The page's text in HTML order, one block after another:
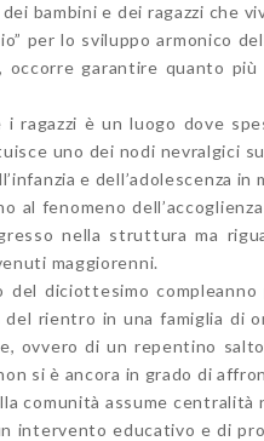
bambini e dei ragazzi che
per lo sviluppo armonico
garantire quanto più
i ragazzi è un luogo dove
uno dei nodi nevralgici
e dell’adolescenza
fenomeno
nella struttura ma
maggiorenni.
del diciottesimo
rientro in una famiglia di
ovvero di un repentino
si è ancora in grado di
comunità assume centralità
intervento educativo e di